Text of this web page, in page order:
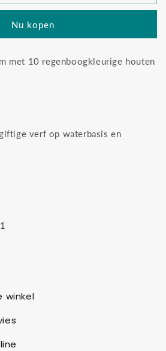
Nu kopen
met 10 regenboogkleurige houten
verf op waterbasis en
winkel